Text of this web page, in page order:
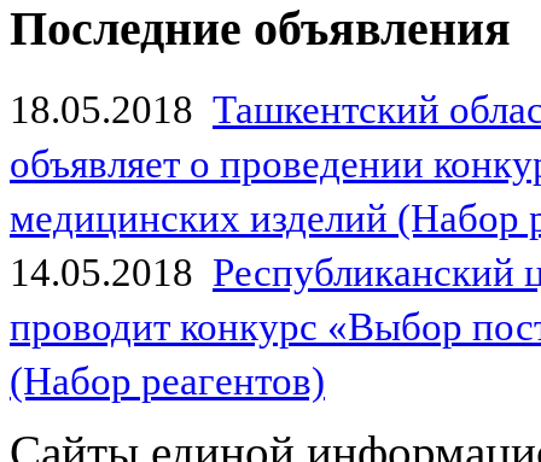
Последние объявления
18.05.2018 Ташкентский
объявляет о проведении
медицинских изделий (Набор
14.05.2018
проводит конкурс «Выбор
(Набор реагентов)